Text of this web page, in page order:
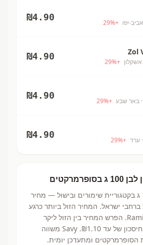
יפו +
29%
₪4.90
Zol
אשקלון +
29%
₪4.90
· באר שבע +
29%
₪4.90
· ערד +
29%
₪4.90
100 ג בסופרמרקטים
בקטגוריית שימורים ובישול — מחיר
ברחבי ישראל. המחיר הזול ביותר כרגע
הפרש המחיר בין הזול ליקר
Savy משווה
ומתעדכן יומית.